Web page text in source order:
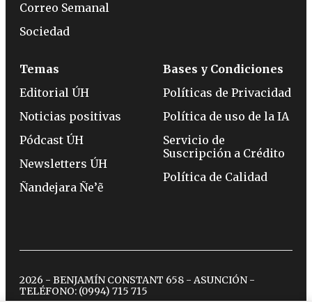
Correo Semanal
Sociedad
Temas
Editorial ÚH
Noticias positivas
Pódcast ÚH
Newsletters ÚH
Ñandejara Ñe’ẽ
Bases y Condiciones
Políticas de Privacidad
Política de uso de la IA
Servicio de
Suscripción a Crédito
Política de Calidad
2026 - BENJAMÍN CONSTANT 658 - ASUNCIÓN -
TELÉFONO: (0994) 715 715